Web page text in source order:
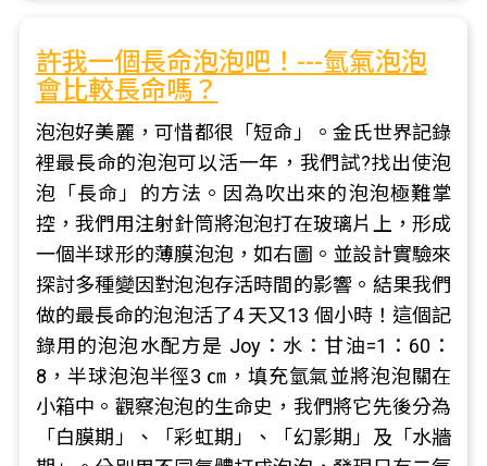
許我一個長命泡泡吧！---氫氣泡泡
會比較長命嗎？
泡泡好美麗，可惜都很「短命」。金氏世界記錄
裡最長命的泡泡可以活一年，我們試?找出使泡
泡「長命」的方法。因為吹出來的泡泡極難掌
控，我們用注射針筒將泡泡打在玻璃片上，形成
一個半球形的薄膜泡泡，如右圖。並設計實驗來
探討多種變因對泡泡存活時間的影響。結果我們
做的最長命的泡泡活了4 天又13 個小時！這個記
錄用的泡泡水配方是 Joy：水：甘油=1：60：
8，半球泡泡半徑3 ㎝，填充氫氣並將泡泡關在
小箱中。觀察泡泡的生命史，我們將它先後分為
「白膜期」、「彩虹期」、「幻影期」及「水牆